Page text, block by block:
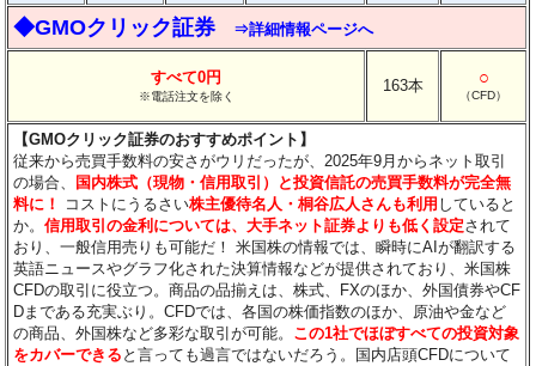
◆GMOクリック証券 ⇒詳細情報ページへ
すべて0円
※電話注文を除く
163本 ○
（CFD）
【GMOクリック証券のおすすめポイント】
従来から売買手数料の安さがウリだったが、2025年9月からネット取引
の場合、
国内株式（現物・信用取引）と投資信託の売買手数料が完全無
料に！
コストにうるさい株主優待名人・桐谷広人さんも利用 していると
か。信用取引の金利については、大手ネット証券よりも低く設定されて
おり、一般信用売りも可能だ！ 米国株の情報では、瞬時にAIが翻訳する
英語ニュースやグラフ化された決算情報などが提供されており、米国株
CFDの取引に役立つ。商品の品揃えは、株式、FXのほか、外国債券やCF
Dまである充実ぶり。CFDでは、各国の株価指数のほか、原油や金など
の商品、外国株など多彩な取引が可能。 この1社でほぼすべての投資対象
をカバーできる と言っても過言ではないだろう。国内店頭CFDについて